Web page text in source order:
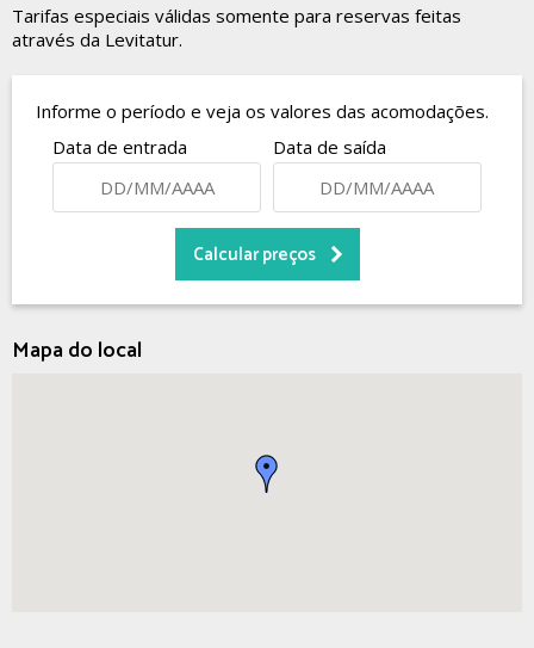
Tarifas especiais válidas somente para reservas feitas
através da Levitatur.
Informe o período e veja os valores das acomodações.
Data de entrada
Data de saída
Mapa do local